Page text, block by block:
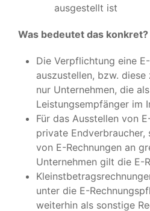
ausgestellt ist
Was bedeutet das konkret?
Die Verpflichtung eine
auszustellen, bzw.
nur Unternehmen, die
Leistungsempfänger im
Für das Ausstellen von
private Endverbraucher,
von E-Rechnungen an
Unternehmen gilt die E-
unter die E-
weiterhin als sonstige